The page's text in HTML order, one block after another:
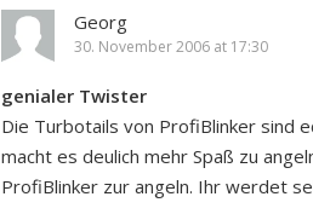
Georg
30. November 2006 at 17:30
genialer Twister
Die Turbotails von ProfiBlinker sind
macht es deulich mehr Spaß zu
ProfiBlinker zur angeln. Ihr werdet